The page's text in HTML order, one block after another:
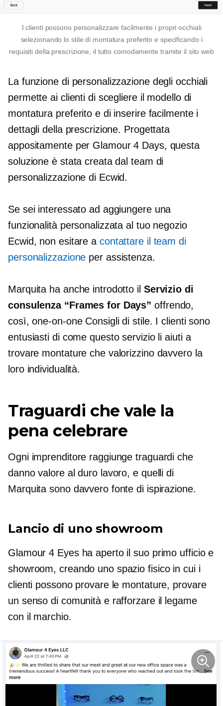
I clienti possono personalizzare facilmente i propri occhiali
selezionando lo stile di montatura preferito e specificando i
requisiti della prescrizione, il tutto comodamente tramite il sito web
La funzione di personalizzazione degli occhiali
permette ai clienti di scegliere il modello di
montatura preferito e di inserire facilmente i
dettagli della prescrizione. Progettata
appositamente per Glamour 4 Days, questa
soluzione è stata creata dal team di
personalizzazione di Ecwid.
Se sei interessato ad aggiungere una
funzionalità personalizzata al tuo negozio
Ecwid, non esitare a contattare il team di
personalizzazione per assistenza.
Marquita ha anche introdotto il Servizio di
consulenza “Frames for Days” offrendo,
così,one-on-oneConsigli di stile. I clienti sono
entusiasti di come questo servizio li aiuti a
trovare montature che valorizzino davvero la
loro individualità.
Traguardi che vale la
pena celebrare
Ogni imprenditore raggiunge traguardi che
danno valore al duro lavoro, e quelli di
Marquita sono davvero fonte di ispirazione.
Lancio di uno showroom
Glamour 4 Eyes ha aperto il suo primo ufficio e
showroom, creando uno spazio fisico in cui i
clienti possono provare le montature, provare
un senso di comunità e rafforzare il legame
con il marchio.